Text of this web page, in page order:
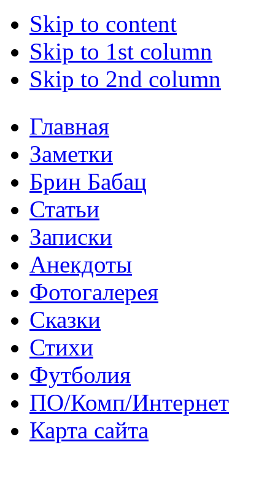
Skip to content
Skip to 1st column
Skip to 2nd column
Главная
Заметки
Брин Бабац
Статьи
Записки
Анекдоты
Фотогалерея
Сказки
Стихи
Футболия
ПО/Комп/Интернет
Карта сайта